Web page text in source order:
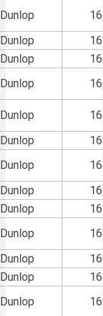
Dunlop
16
Dunlop
16
Dunlop
16
Dunlop 16
Dunlop
16
Dunlop
16
Dunlop
16
Dunlop
16
Dunlop
16
Dunlop
16
Dunlop
16
Dunlop
16
Dunlop 16